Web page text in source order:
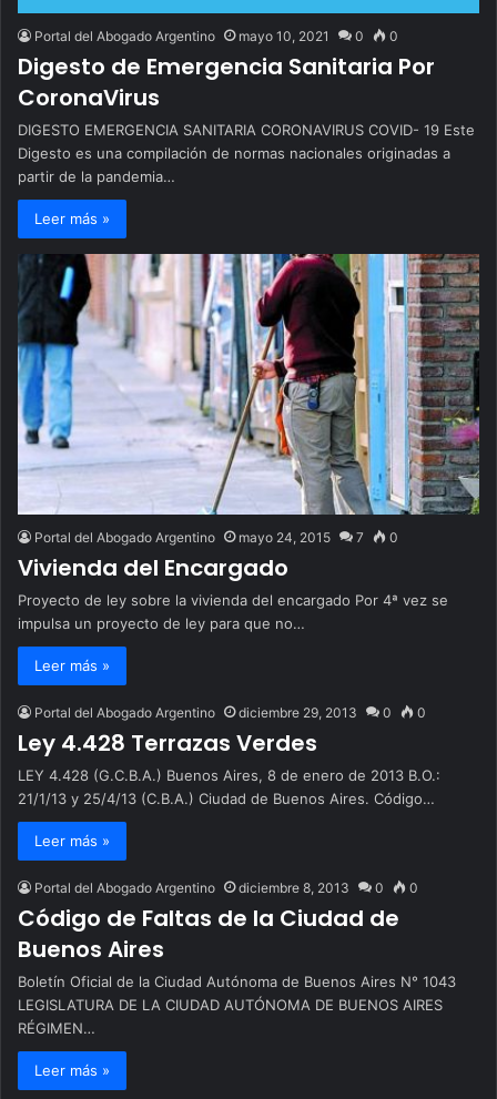
Portal del Abogado Argentino mayo 10, 2021 0 0
Digesto de Emergencia Sanitaria Por
CoronaVirus
DIGESTO EMERGENCIA SANITARIA CORONAVIRUS COVID- 19 Este
Digesto es una compilación de normas nacionales originadas a
partir de la pandemia…
Leer más »
Portal del Abogado Argentino mayo 24, 2015 7 0
Vivienda del Encargado
Proyecto de ley sobre la vivienda del encargado Por 4ª vez se
impulsa un proyecto de ley para que no…
Leer más »
Portal del Abogado Argentino diciembre 29, 2013 0 0
Ley 4.428 Terrazas Verdes
LEY 4.428 (G.C.B.A.) Buenos Aires, 8 de enero de 2013 B.O.:
21/1/13 y 25/4/13 (C.B.A.) Ciudad de Buenos Aires. Código…
Leer más »
Portal del Abogado Argentino diciembre 8, 2013 0 0
Código de Faltas de la Ciudad de
Buenos Aires
Boletín Oficial de la Ciudad Autónoma de Buenos Aires N° 1043
LEGISLATURA DE LA CIUDAD AUTÓNOMA DE BUENOS AIRES
RÉGIMEN…
Leer más »